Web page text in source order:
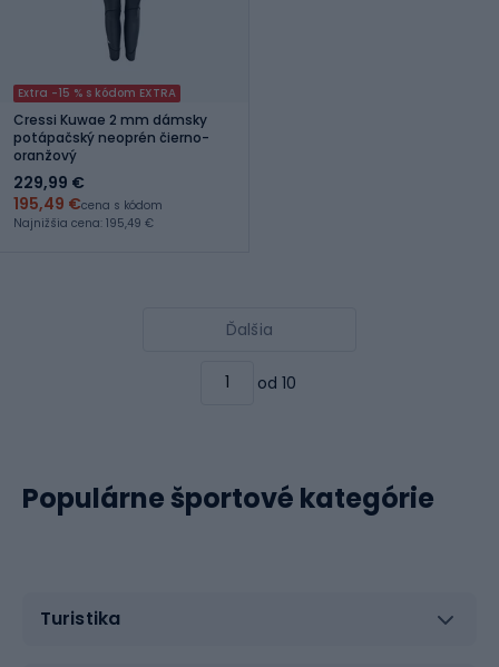
Extra -15 % s kódom EXTRA
Cressi Kuwae 2 mm dámsky
potápačský neoprén čierno-
oranžový
229,99 €
195,49 €cena s kódom
Najnižšia cena: 195,49 €
Ďalšia
od 10
Populárne športové kategórie
Turistika